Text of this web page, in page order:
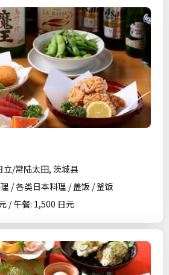
立/常陆太田, 茨城县
/ 各类日本料理 / 盖饭 / 釜饭
/ 午餐: 1,500 日元